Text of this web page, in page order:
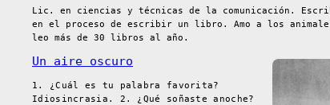
Lic. en ciencias y técnicas de la comunicación.
en el proceso de escribir un libro. Amo a los
leo más de 30 libros al año.
Un aire oscuro
1. ¿Cuál es tu palabra favorita?
Idiosincrasia. 2. ¿Qué soñaste anoche?